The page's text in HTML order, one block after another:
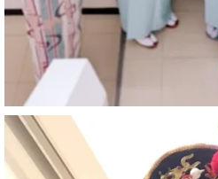
#企業公式がお疲れ様を
#旅行好きな人と繋がり
#一人旅
#女性マジシャン
#出張マジック
#マジシャン派遣
#イリュージョン